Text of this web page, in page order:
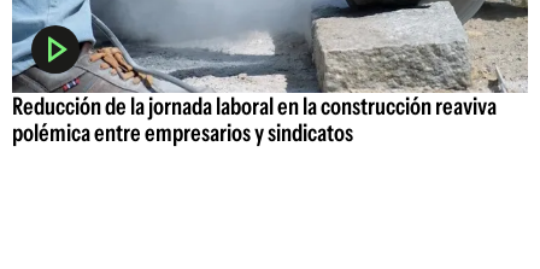
Reducción de la jornada laboral en la construcción reaviva
polémica entre empresarios y sindicatos